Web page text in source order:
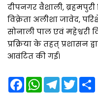
दीपनगर वैशाली,
विक्रेता अलीशा जावेद,
सोनाली पाल एवं महेश्वरी
प्रक्रिया के तहत् प्रशासन
आवंटित की गई।
F
a
W
T
e
T
w